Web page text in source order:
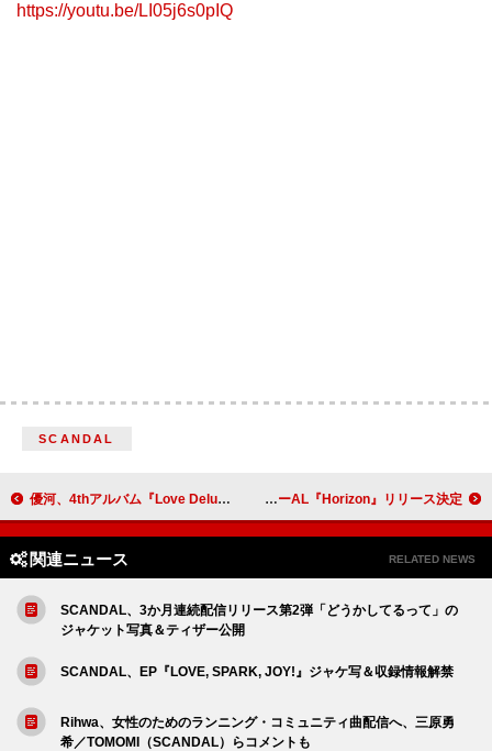
https://youtu.be/LI05j6s0pIQ
SCANDAL
優河、4thアルバム『Love Deluxe』から2曲remixカット ジャンク フジヤマ、ニューAL『Horizon』リリース決定
関連ニュース RELATED NEWS
SCANDAL、3か月連続配信リリース第2弾「どうかしてるって」の
ジャケット写真＆ティザー公開
SCANDAL、EP『LOVE, SPARK, JOY!』ジャケ写＆収録情報解禁
Rihwa、女性のためのランニング・コミュニティ曲配信へ、三原勇
希／TOMOMI（SCANDAL）らコメントも